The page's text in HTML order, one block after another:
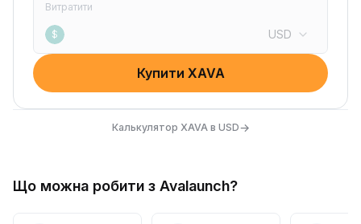
Витратити
$ USD
Купити XAVA
Калькулятор XAVA в USD→
Що можна робити з Avalaunch?